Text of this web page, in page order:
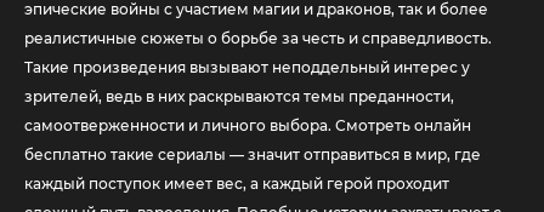
эпические войны с участием магии и драконов, так и более
реалистичные сюжеты о борьбе за честь и справедливость.
Такие произведения вызывают неподдельный интерес у
зрителей, ведь в них раскрываются темы преданности,
самоотверженности и личного выбора. Смотреть онлайн
бесплатно такие сериалы — значит отправиться в мир, где
каждый поступок имеет вес, а каждый герой проходит